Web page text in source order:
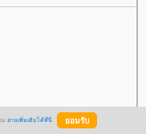
31 กรกฎาคม 2559 6:46:16
ณ อ่านเพิ่มเติมได้ที่นี่